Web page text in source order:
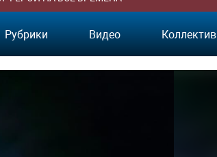
Рубрики Видео Коллектив